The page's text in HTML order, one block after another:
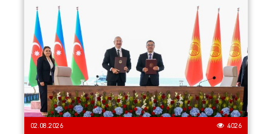
02.08.2026 4026